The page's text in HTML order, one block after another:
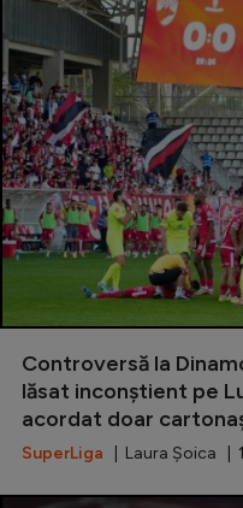
Controversă la
lăsat inconștient pe
acordat doar
SuperLiga | Laura Șoica |